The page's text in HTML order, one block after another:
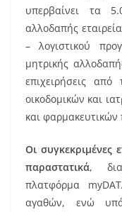
υπερβαίνει τα
αλλοδαπής
– λογιστικού
μητρικής
επιχειρήσεις
οικοδομικών και
και φαρμακευτικών
Οι συγκεκριμένες
παραστατικά,
πλατφόρμα
αγαθών, ενώ